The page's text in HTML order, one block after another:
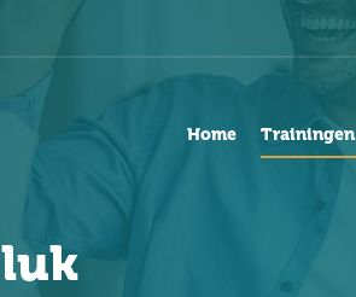
Home Trainingen